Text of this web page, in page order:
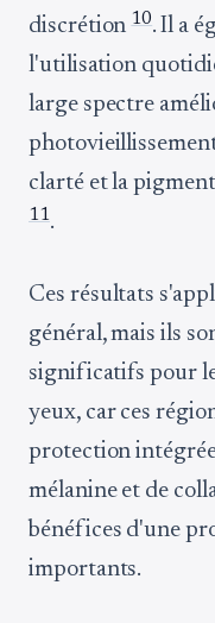
discrétion10. Il a
l'utilisation
large spectre
clarté et la
11.
Ces résultats
général, mais ils
significatifs pour
yeux, car ces
protection
mélanine et de
bénéfices d'une
importants.